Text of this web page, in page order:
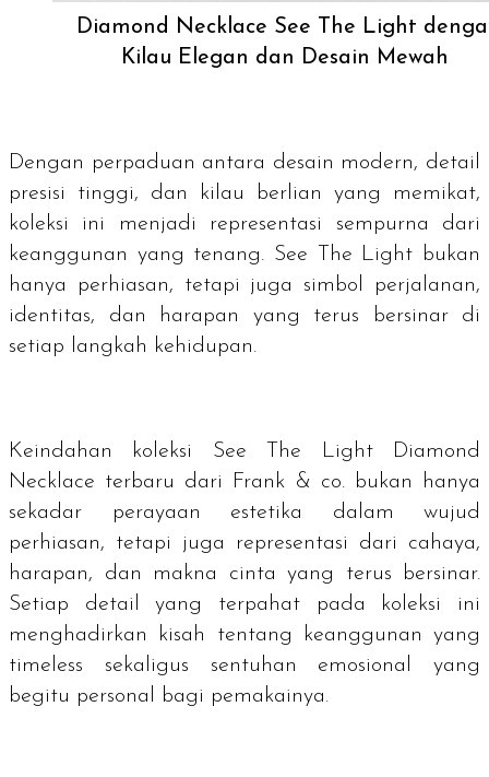
Diamond Necklace See The Light
Kilau Elegan dan Desain Mewah
Dengan perpaduan antara desain modern, detail
presisi tinggi, dan kilau berlian yang memikat,
koleksi ini menjadi representasi sempurna dari
keanggunan yang tenang. See The Light bukan
hanya perhiasan, tetapi juga simbol perjalanan,
identitas, dan harapan yang terus bersinar di
setiap langkah kehidupan.
Keindahan koleksi See The Light Diamond
Necklace terbaru dari Frank & co. bukan hanya
sekadar perayaan estetika dalam wujud
perhiasan, tetapi juga representasi dari cahaya,
harapan, dan makna cinta yang terus bersinar.
Setiap detail yang terpahat pada koleksi ini
menghadirkan kisah tentang keanggunan yang
timeless sekaligus sentuhan emosional yang
begitu personal bagi pemakainya.